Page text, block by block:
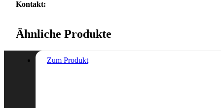
Kontakt:
Ähnliche Produkte
Zum Produkt